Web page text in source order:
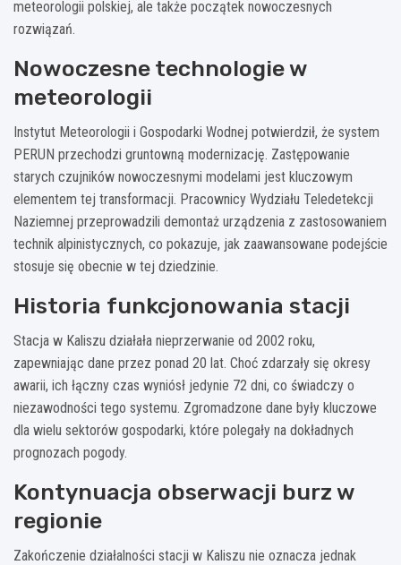
meteorologii polskiej, ale także początek nowoczesnych
rozwiązań.
Nowoczesne technologie w
meteorologii
Instytut Meteorologii i Gospodarki Wodnej potwierdził, że system
PERUN przechodzi gruntowną modernizację. Zastępowanie
starych czujników nowoczesnymi modelami jest kluczowym
elementem tej transformacji. Pracownicy Wydziału Teledetekcji
Naziemnej przeprowadzili demontaż urządzenia z zastosowaniem
technik alpinistycznych, co pokazuje, jak zaawansowane podejście
stosuje się obecnie w tej dziedzinie.
Historia funkcjonowania stacji
Stacja w Kaliszu działała nieprzerwanie od 2002 roku,
zapewniając dane przez ponad 20 lat. Choć zdarzały się okresy
awarii, ich łączny czas wyniósł jedynie 72 dni, co świadczy o
niezawodności tego systemu. Zgromadzone dane były kluczowe
dla wielu sektorów gospodarki, które polegały na dokładnych
prognozach pogody.
Kontynuacja obserwacji burz w
regionie
Zakończenie działalności stacji w Kaliszu nie oznacza jednak